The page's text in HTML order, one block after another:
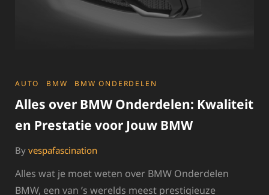
CATEGORIES
AUTO BMW BMW ONDERDELEN
Alles over BMW Onderdelen: Kwaliteit
en Prestatie voor Jouw BMW
By vespafascination
Alles wat je moet weten over BMW Onderdelen
BMW, een van ’s werelds meest prestigieuze